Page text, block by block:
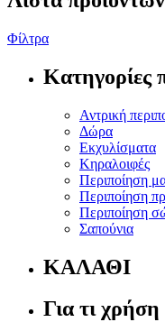
Φίλτρα
Κατηγορίες
Αντρική
Δώρα
Εκχυλίσματα
Κηραλοιφές
Περιποίηση
Περιποίηση
Περιποίηση
Σαπούνια
ΚΑΛΑΘΙ
Για τι χρήση